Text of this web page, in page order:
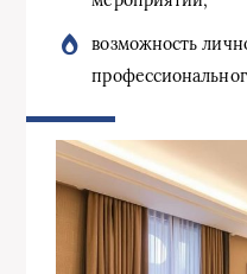
возможность